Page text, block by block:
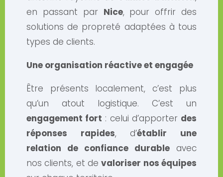
en passant par Nice, pour offrir des
solutions de propreté adaptées à tous
types de clients.
Une organisation réactive et engagée
Être présents localement, c’est plus
qu’un atout logistique. C’est un
engagement fort : celui d’apporter des
réponses rapides, d’établir une
relation de confiance durable avec
nos clients, et devaloriser nos équipes